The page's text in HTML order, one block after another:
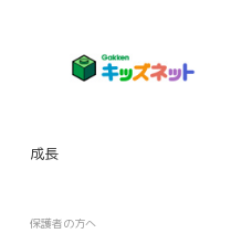
成長
保護者の方へ